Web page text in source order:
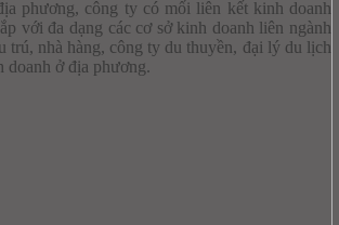
phương, công ty có mối liên kết kinh doanh
với đa dạng các cơ sở kinh doanh liên ngành
trú, nhà hàng, công ty du thuyền, đại lý du lịch
doanh ở địa phương.